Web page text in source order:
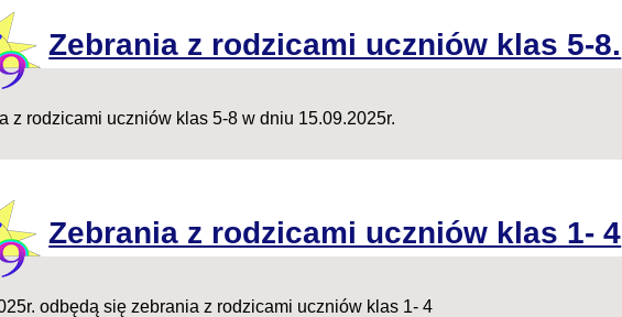
Zebrania z rodzicami uczniów klas 5-8.
z rodzicami uczniów klas 5-8 w dniu 15.09.2025r.
Zebrania z rodzicami uczniów klas 1- 4
odbędą się zebrania z rodzicami uczniów klas 1- 4